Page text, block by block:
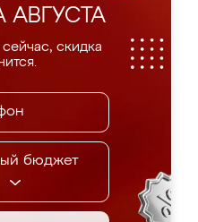
сейчас, скидка
бюджет